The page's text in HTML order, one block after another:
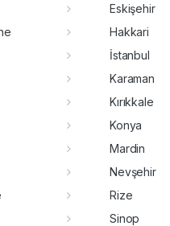
Eskişehir
Hakkari
İstanbul
Karaman
Kırıkkale
Konya
Mardin
Nevşehir
Rize
Sinop